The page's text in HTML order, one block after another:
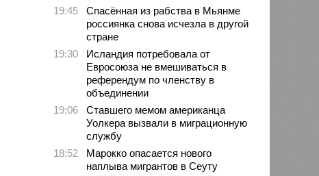
19:45
Спасённая из рабства в Мьянме
россиянка снова исчезла в другой
стране
19:30
Исландия потребовала от
Евросоюза не вмешиваться в
референдум по членству в
объединении
19:06
Ставшего мемом американца
Уолкера вызвали в миграционную
службу
18:52
Марокко опасается нового
наплыва мигрантов в Сеуту